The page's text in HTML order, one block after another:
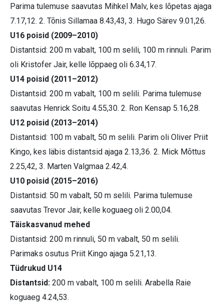
Parima tulemuse saavutas Mihkel Malv, kes lõpetas ajaga
7.17,12. 2. Tõnis Sillamaa 8.43,43, 3. Hugo Särev 9.01,26.
U16 poisid (2009–2010)
Distantsid: 200 m vabalt, 100 m selili, 100 m rinnuli. Parim
oli Kristofer Jair, kelle lõppaeg oli 6.34,17.
U14 poisid (2011–2012)
Distantsid: 200 m vabalt, 100 m selili. Parima tulemuse
saavutas Henrick Soitu 4.55,30. 2. Ron Kensap 5.16,28.
U12 poisid (2013–2014)
Distantsid: 100 m vabalt, 50 m selili. Parim oli Oliver Priit
Kingo, kes läbis distantsid ajaga 2.13,36. 2. Mick Mõttus
2.25,42, 3. Marten Valgmaa 2.42,4.
U10 poisid (2015–2016)
Distantsid: 50 m vabalt, 50 m selili. Parima tulemuse
saavutas Trevor Jair, kelle koguaeg oli 2.00,04.
Täiskasvanud mehed
Distantsid: 200 m rinnuli, 50 m vabalt, 50 m selili.
Parimaks osutus Priit Kingo ajaga 5.21,13.
Tüdrukud U14
Distantsid: 200 m vabalt, 100 m selili. Arabella Raie
koguaeg 4.24,53.